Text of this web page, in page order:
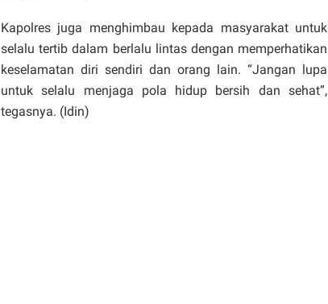
Kapolres juga menghimbau kepada masyarakat untuk
selalu tertib dalam berlalu lintas dengan memperhatikan
keselamatan diri sendiri dan orang lain. “Jangan lupa
untuk selalu menjaga pola hidup bersih dan sehat”,
tegasnya. (Idin)